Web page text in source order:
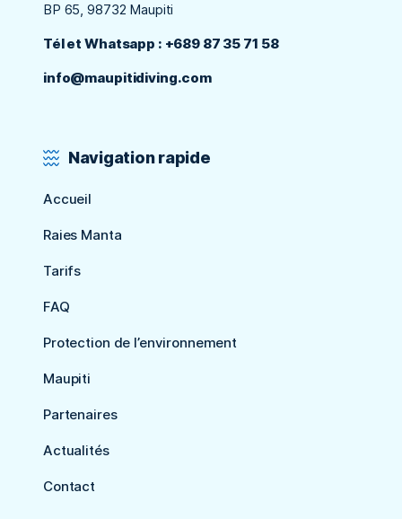
BP 65, 98732 Maupiti
Tél et Whatsapp : +689 87 35 71 58
info@maupitidiving.com
Navigation rapide
Accueil
Raies Manta
Tarifs
FAQ
Protection de l’environnement
Maupiti
Partenaires
Actualités
Contact